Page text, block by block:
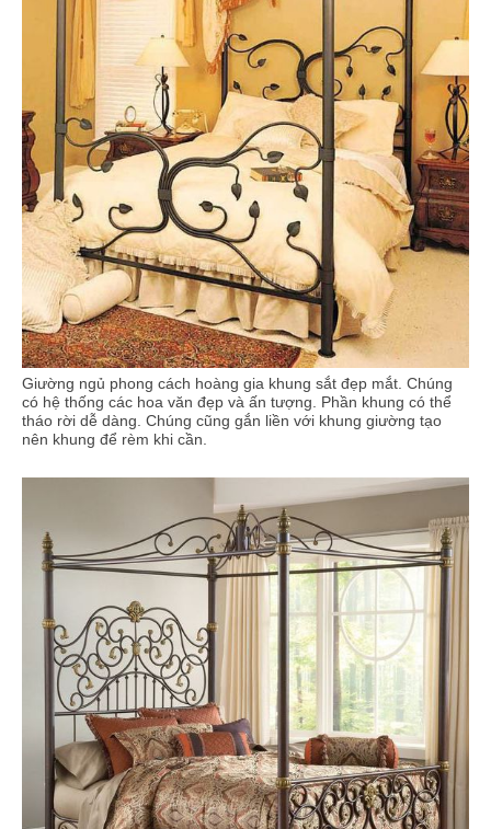
Giường ngủ phong cách hoàng gia khung sắt đẹp mắt. Chúng
có hệ thống các hoa văn đẹp và ấn tượng. Phần khung có thể
tháo rời dễ dàng. Chúng cũng gắn liền với khung giường tạo
nên khung để rèm khi cần.